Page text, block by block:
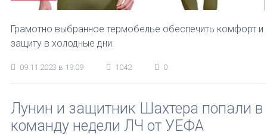
Грамотно выбранное термобелье обеспечить комфорт и
защиту в холодные дни.
09.11.2023 в 19:09 1042 0
Лунин и защитник Шахтера попали в
команду недели ЛЧ от УЕФА